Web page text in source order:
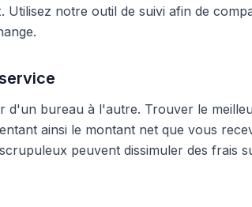
Utilisez notre outil de suivi afin de
d'un bureau à l'autre. Trouver le
ainsi le montant net que vous
peuvent dissimuler des frais